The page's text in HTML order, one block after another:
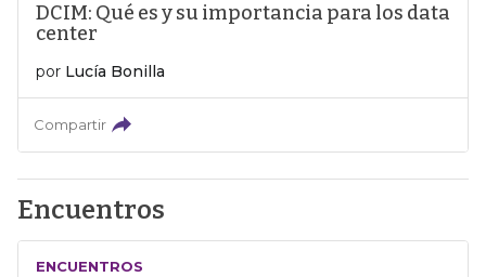
DCIM: Qué es y su importancia para los data
center
por Lucía Bonilla
Compartir
Encuentros
ENCUENTROS